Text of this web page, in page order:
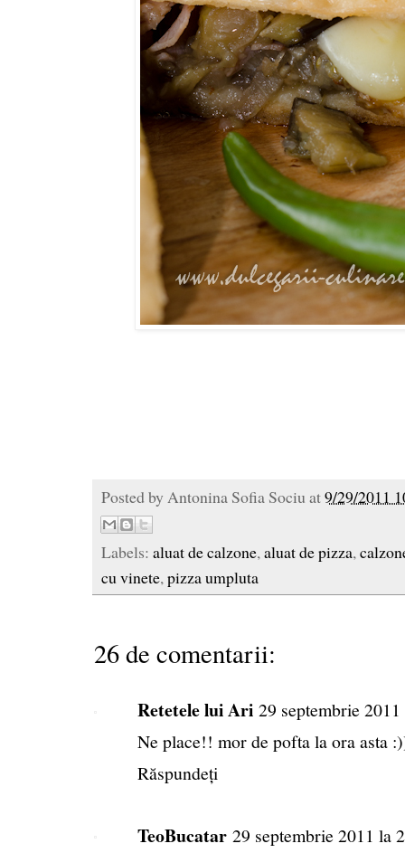
Posted by Antonina Sofia Sociu at9/29/2011
Labels: aluat de calzone,aluat de pizza,
cu vinete,pizza umpluta
26 de comentarii:
Retetele lui Ari 29 septembrie
Ne place!! mor de pofta la ora asta
Răspundeți
TeoBucatar 29 septembrie 2011 la